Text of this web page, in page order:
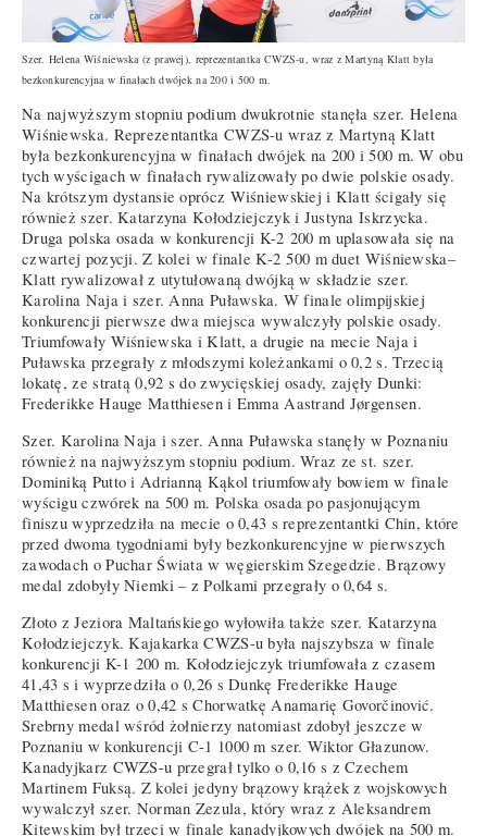
Szer. Helena Wiśniewska (z prawej), reprezentantka CWZS-u, wraz z Martyną Klatt była
bezkonkurencyjna w finałach dwójek na 200 i 500 m.
Na najwyższym stopniu podium dwukrotnie stanęła szer. Helena
Wiśniewska. Reprezentantka CWZS-u wraz z Martyną Klatt
była bezkonkurencyjna w finałach dwójek na 200 i 500 m. W obu
tych wyścigach w finałach rywalizowały po dwie polskie osady.
Na krótszym dystansie oprócz Wiśniewskiej i Klatt ścigały się
również szer. Katarzyna Kołodziejczyk i Justyna Iskrzycka.
Druga polska osada w konkurencji K-2 200 m uplasowała się na
czwartej pozycji. Z kolei w finale K-2 500 m duet Wiśniewska–
Klatt rywalizował z utytułowaną dwójką w składzie szer.
Karolina Naja i szer. Anna Puławska. W finale olimpijskiej
konkurencji pierwsze dwa miejsca wywalczyły polskie osady.
Triumfowały Wiśniewska i Klatt, a drugie na mecie Naja i
Puławska przegrały z młodszymi koleżankami o 0,2 s. Trzecią
lokatę, ze stratą 0,92 s do zwycięskiej osady, zajęły Dunki:
Frederikke Hauge Matthiesen i Emma Aastrand Jørgensen.
Szer. Karolina Naja i szer. Anna Puławska stanęły w Poznaniu
również na najwyższym stopniu podium. Wraz ze st. szer.
Dominiką Putto i Adrianną Kąkol triumfowały bowiem w finale
wyścigu czwórek na 500 m. Polska osada po pasjonującym
finiszu wyprzedziła na mecie o 0,43 s reprezentantki Chin, które
przed dwoma tygodniami były bezkonkurencyjne w pierwszych
zawodach o Puchar Świata w węgierskim Szegedzie. Brązowy
medal zdobyły Niemki – z Polkami przegrały o 0,64 s.
Złoto z Jeziora Maltańskiego wyłowiła także szer. Katarzyna
Kołodziejczyk. Kajakarka CWZS-u była najszybsza w finale
konkurencji K-1 200 m. Kołodziejczyk triumfowała z czasem
41,43 s i wyprzedziła o 0,26 s Dunkę Frederikke Hauge
Matthiesen oraz o 0,42 s Chorwatkę Anamarię Govorčinović.
Srebrny medal wśród żołnierzy natomiast zdobył jeszcze w
Poznaniu w konkurencji C-1 1000 m szer. Wiktor Głazunow.
Kanadyjkarz CWZS-u przegrał tylko o 0,16 s z Czechem
Martinem Fuksą. Z kolei jedyny brązowy krążek z wojskowych
wywalczył szer. Norman Zezula, który wraz z Aleksandrem
Kitewskim był trzeci w finale kanadyjkowych dwójek na 500 m.